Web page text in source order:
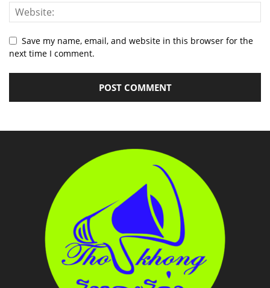
Save my name, email, and website in this browser for the
next time I comment.